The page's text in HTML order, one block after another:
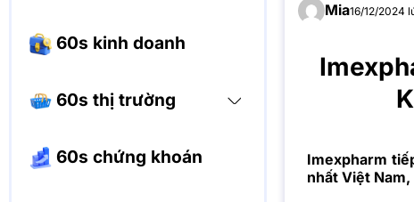
60s kinh doanh
60s thị trường
60s chứng khoán
Mia16/12/2024
Imexpharm
nhất Việt